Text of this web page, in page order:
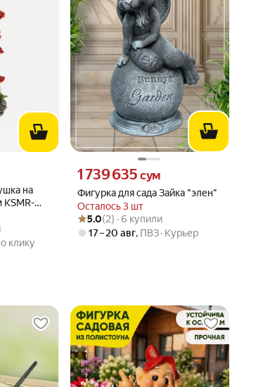
на
KSMR-
клику
Фигурка для сада Зайка "элен"
Осталось 3 шт
Цена 1739635 сум вместо
1 739 635 сум
Рейтинг товара: 5.0 из 5
Оценок: (2) · 6 купили
5.0(2) · 6 купили
17 – 20 авг, ПВЗ Курьер